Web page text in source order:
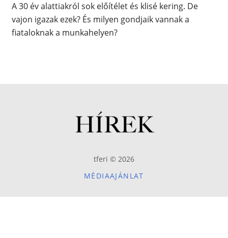
A 30 év alattiakról sok előítélet és klisé kering. De
vajon igazak ezek? És milyen gondjaik vannak a
fiataloknak a munkahelyen?
tferi © 2026
MÉDIAAJÁNLAT